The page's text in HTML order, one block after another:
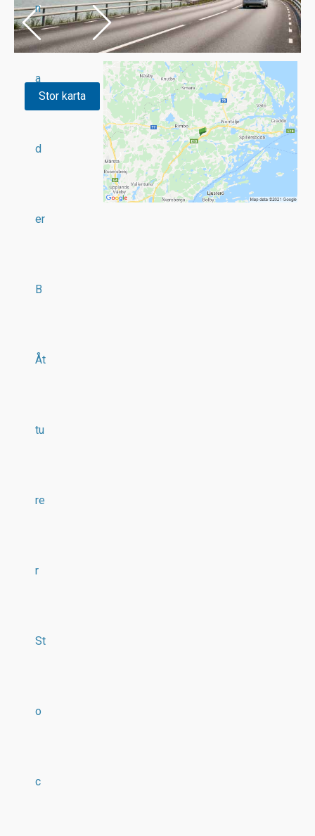
n
a
d
er
B
Åt
tu
re
r
St
o
c
Stor karta